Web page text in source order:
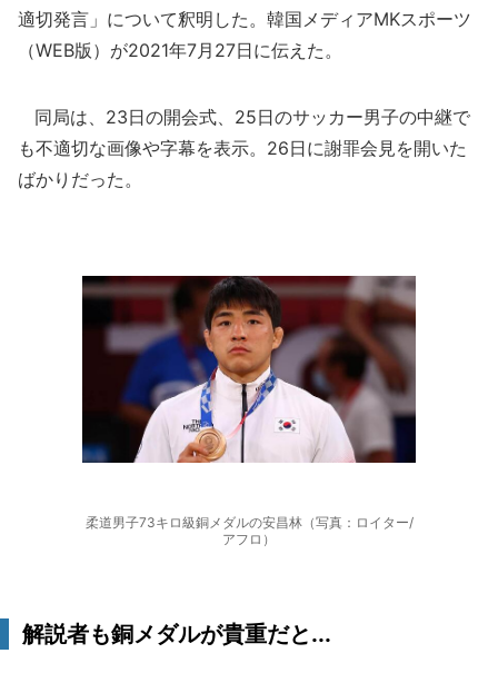
適切発言」について釈明した。韓国メディアMKスポーツ
（WEB版）が2021年7月27日に伝えた。
同局は、23日の開会式、25日のサッカー男子の中継で
も不適切な画像や字幕を表示。26日に謝罪会見を開いた
ばかりだった。
柔道男子73キロ級銅メダルの安昌林（写真：ロイター/
アフロ）
解説者も銅メダルが貴重だと...